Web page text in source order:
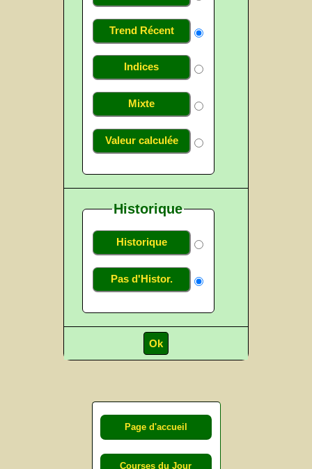
Trend Récent
Indices
Mixte
Valeur calculée
Historique
Historique
Pas d'Histor.
Page d'accueil
Courses du Jour